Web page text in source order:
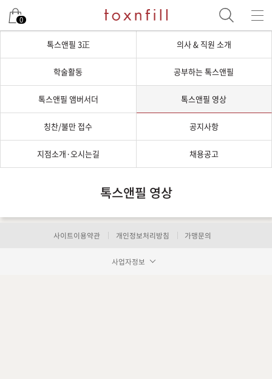
0
톡스앤필 3正 의사 & 직원 소개
학술활동 공부하는 톡스앤필
톡스앤필 앰버서더 톡스앤필 영상
칭찬/불만 접수 공지사항
지점소개·오시는길 채용공고
톡스앤필 영상
사이트이용약관 개인정보처리방침 가맹문의
사업자정보